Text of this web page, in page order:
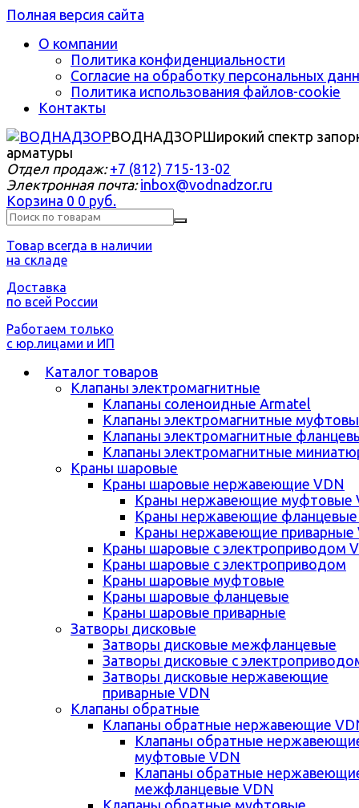
Полная версия сайта
О компании
Политика конфиденциальности
Согласие на обработку персональных
Политика использования файлов-cookie
Контакты
ВОДНАДЗОРШирокий спектр
арматуры
Отдел продаж: +7 (812) 715-13-02
Электронная почта: inbox@vodnadzor.ru
Корзина 0 0 руб.
Товар всегда в наличии
на складе
Доставка
по всей России
Работаем только
с юр.лицами и ИП
Каталог товаров
Клапаны электромагнитные
Клапаны соленоидные Armatel
Клапаны электромагнитные
Клапаны электромагнитные
Клапаны электромагнитные
Краны шаровые
Краны шаровые нержавеющие VDN
Краны нержавеющие муфтовые
Краны нержавеющие фланцевые
Краны нержавеющие приварные
Краны шаровые с электроприводом
Краны шаровые с электроприводом
Краны шаровые муфтовые
Краны шаровые фланцевые
Краны шаровые приварные
Затворы дисковые
Затворы дисковые межфланцевые
Затворы дисковые с
Затворы дисковые нержавеющие
приварные VDN
Клапаны обратные
Клапаны обратные нержавеющие
Клапаны обратные
муфтовые VDN
Клапаны обратные
межфланцевые VDN
Клапаны обратные муфтовые